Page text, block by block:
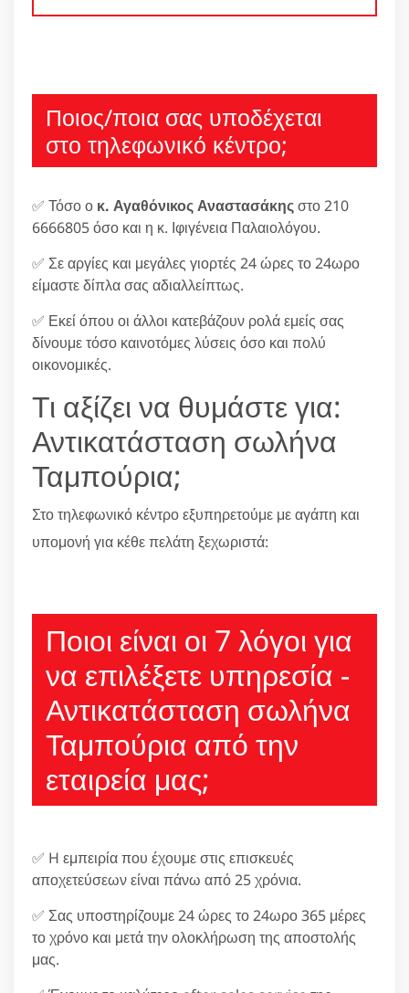
Ποιος/ποια σας υποδέχεται
στο τηλεφωνικό κέντρο;
✅ Τόσο ο κ. Αγαθόνικος Αναστασάκηςστο 210
6666805 όσο και η κ. Ιφιγένεια Παλαιολόγου.
✅ Σε αργίες και μεγάλες γιορτές 24 ώρες το 24ωρο
είμαστε δίπλα σας αδιαλλείπτως.
✅ Εκεί όπου οι άλλοι κατεβάζουν ρολά εμείς σας
δίνουμε τόσο καινοτόμες λύσεις όσο και πολύ
οικονομικές.
Τι αξίζει να θυμάστε για:
Αντικατάσταση σωλήνα
Ταμπούρια;
Στο τηλεφωνικό κέντρο εξυπηρετούμε με αγάπη και
υπομονή για κέθε πελάτη ξεχωριστά:
Ποιοι είναι οι 7 λόγοι για
να επιλέξετε υπηρεσία -
Αντικατάσταση σωλήνα
Ταμπούρια από την
εταιρεία μας;
✅ H εμπειρία που έχουμε στις επισκευές
αποχετεύσεων είναι πάνω από 25 χρόνια.
✅ Σας υποστηρίζουμε 24 ώρες το 24ωρο 365 μέρες
το χρόνο και μετά την ολοκλήρωση της αποστολής
μας.